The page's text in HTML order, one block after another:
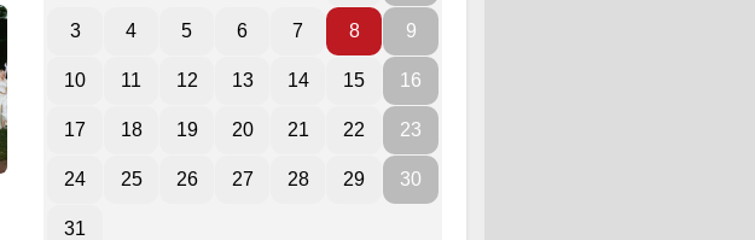
3 4 5 6 7 8 9
10 11 12 13 14 15 16
17 18 19 20 21 22 23
24 25 26 27 28 29 30
31